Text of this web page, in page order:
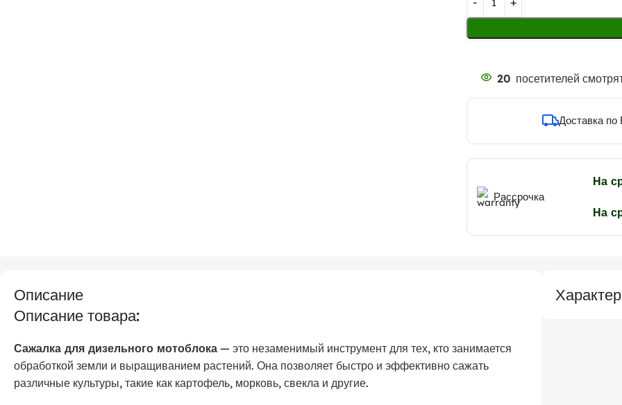
20 посетителей
Доставка по
Рассрочка
На
На
Описание
Описание товара:
Сажалка для дизельного мотоблока — это незаменимый инструмент для тех, кто занимается
обработкой земли и выращиванием растений. Она позволяет быстро и эффективно сажать
различные культуры, такие как картофель, морковь, свекла и другие.